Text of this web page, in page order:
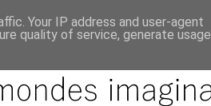
Your IP address and user-agent
quality of service, generate usage